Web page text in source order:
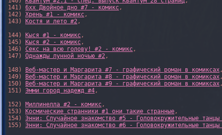
141) 6xx Двойное дно #7 - комикс,
142) Хрень #1 - комикс,
143)
Костя и лето #2,
144)
Кыся #1 - комикс,
145)
Кыся #2 - комикс,
146) Секс на всю голову! #2 - комикс,
147) Однажды лунной ночью #2,
148)
Веб-мастер и Маргарита #7 - графический роман в комиксах
149)
Веб-мастер и Маргарита #8 - графический роман в комиксах
150)
Веб-мастер и Маргарита #9 - графический роман в комиксах
151) Эмми город надежд #4,
152) Миллинелла #2 - комикс,
153)
Космические странники #1 они такие странные,
154) Энни: Случайное знакомство #5 - Головокружительные
155) Энни: Случайное знакомство #6 - Головокружительные